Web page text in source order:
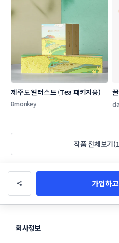
제주도 일러스트 (Tea 패키지용)
8monkey
작품 전체보기
가입하
회사정보